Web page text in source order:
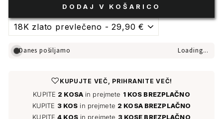
DODAJ V KOŠARICO
Danes pošiljamo Loading...
♡ KUPUJTE VEČ, PRIHRANITE VEČ!
KUPITE 2 KOSAin prejmete 1 KOS BREZPLAČNO
KUPITE 3 KOS in prejmete 2 KOSA BREZPLAČNO
KUPITE4 KOSin prejmete 3 KOSE BREZPLAČNO